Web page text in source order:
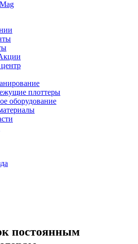
плоттеры
оборудование
постоянным